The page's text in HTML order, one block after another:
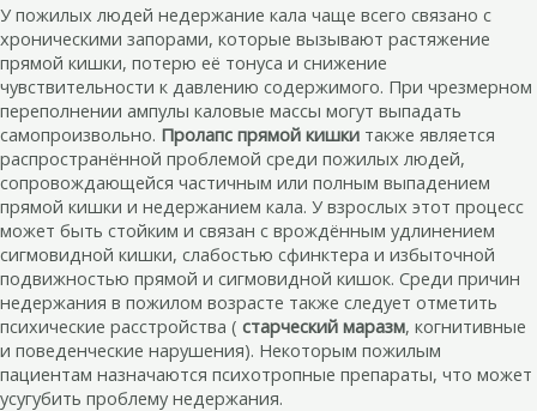
У пожилых людей недержание кала чаще всего связано с
хроническими запорами, которые вызывают растяжение
прямой кишки, потерю её тонуса и снижение
чувствительности к давлению содержимого. При чрезмерном
переполнении ампулы каловые массы могут выпадать
самопроизвольно. Пролапс прямой кишки также является
распространённой проблемой среди пожилых людей,
сопровождающейся частичным или полным выпадением
прямой кишки и недержанием кала. У взрослых этот процесс
может быть стойким и связан с врождённым удлинением
сигмовидной кишки, слабостью сфинктера и избыточной
подвижностью прямой и сигмовидной кишок. Среди причин
недержания в пожилом возрасте также следует отметить
психические расстройства ( старческий маразм, когнитивные
и поведенческие нарушения). Некоторым пожилым
пациентам назначаются психотропные препараты, что может
усугубить проблему недержания.